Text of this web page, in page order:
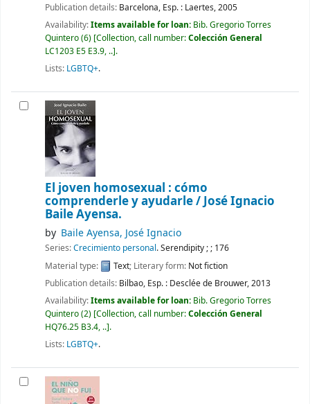
Publication details: Barcelona, Esp. : Laertes,2005
Availability:Items available for loan: Bib. Gregorio Torres
Quintero(6) Collection, call number:Colección General
LC1203 E5 E3.9, .. .
Lists: LGBTQ+.
El joven homosexual : cómo
comprenderle y ayudarle /José Ignacio
Baile Ayensa.
by Baile Ayensa, José Ignacio
Series:Crecimiento personal. Serendipity ; ; 176
Material type:
Text; Literary form: Not fiction
Publication details: Bilbao, Esp. : Desclée de Brouwer,2013
Availability:Items available for loan: Bib. Gregorio Torres
Quintero(2) Collection, call number:Colección General
HQ76.25 B3.4, .. .
Lists: LGBTQ+.